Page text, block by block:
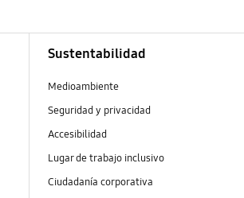
Sustentabilidad
Medioambiente
Seguridad y privacidad
Accesibilidad
Lugar de trabajo inclusivo
Ciudadanía corporativa